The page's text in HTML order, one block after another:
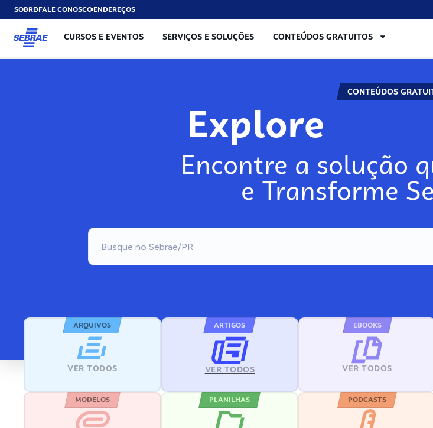
SOBREFALE CONOSCOENDEREÇOS
CURSOS E EVENTOS SERVIÇOS E SOLUÇÕES CONTEÚDOS GRATUITOS
CONTEÚDOS
Explore
Encontre a solução
e Transforme
ARQUIVOS
VER TODOS
ARTIGOS
VER TODOS
EBOOKS
VER TODOS
MODELOS PLANILHAS PODCASTS